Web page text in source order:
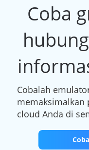
Coba
Cobalah
memaksimalkan
cloud Anda di